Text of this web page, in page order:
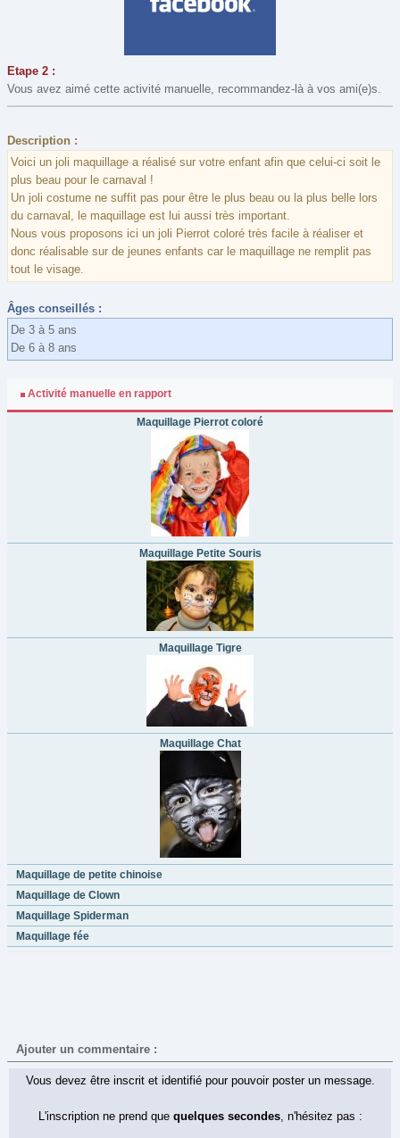
Etape 2 :
Vous avez aimé cette activité manuelle, recommandez-là à vos ami(e)s.
Description :
Voici un joli maquillage a réalisé sur votre enfant afin que celui-ci soit le
plus beau pour le carnaval !
Un joli costume ne suffit pas pour être le plus beau ou la plus belle lors
du carnaval, le maquillage est lui aussi très important.
Nous vous proposons ici un joli Pierrot coloré très facile à réaliser et
donc réalisable sur de jeunes enfants car le maquillage ne remplit pas
tout le visage.
Âges conseillés :
De 3 à 5 ans
De 6 à 8 ans
Activité manuelle en rapport
Maquillage Pierrot coloré
Maquillage Petite Souris
Maquillage Tigre
Maquillage Chat
Maquillage de petite chinoise
Maquillage de Clown
Maquillage Spiderman
Maquillage fée
Ajouter un commentaire :
Vous devez être inscrit et identifié pour pouvoir poster un message.
L'inscription ne prend que quelques secondes, n'hésitez pas :